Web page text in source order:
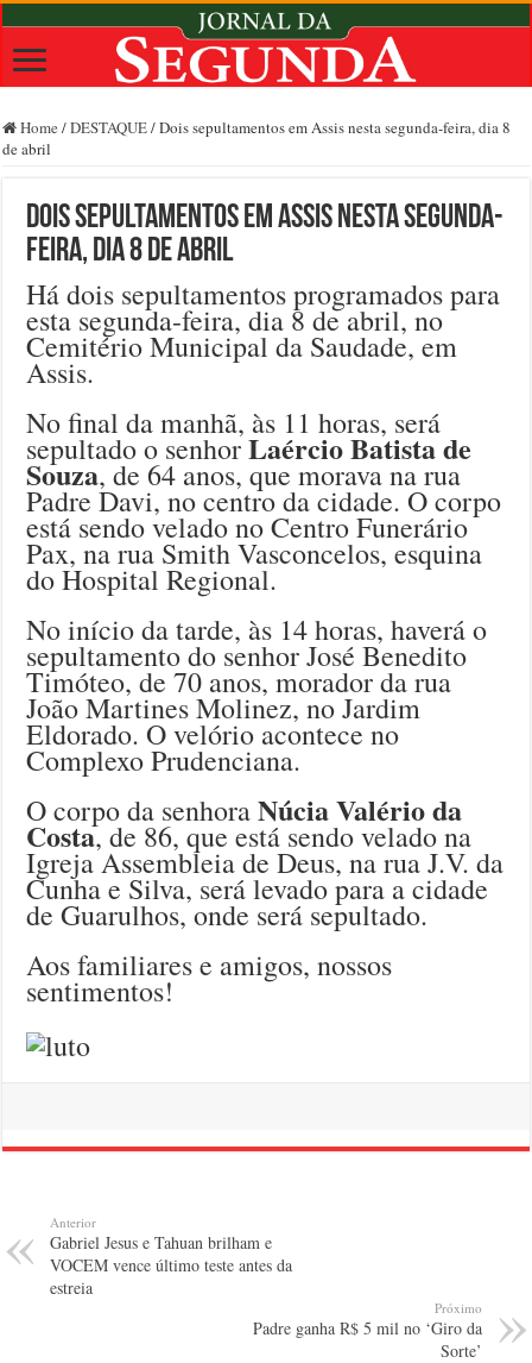
Home /DESTAQUE/Dois sepultamentos em Assis nesta segunda-feira, dia 8
de abril
Dois sepultamentos em Assis nesta segunda-
feira, dia 8 de abril
Há dois sepultamentos programados para
esta segunda-feira, dia 8 de abril, no
Cemitério Municipal da Saudade, em
Assis.
No final da manhã, às 11 horas, será
sepultado o senhorLaércio Batista de
Souza, de 64 anos, que morava na rua
Padre Davi, no centro da cidade. O corpo
está sendo velado no Centro Funerário
Pax, na rua Smith Vasconcelos, esquina
do Hospital Regional.
No início da tarde, às 14 horas, haverá o
sepultamento do senhor José Benedito
Timóteo, de 70 anos, morador da rua
João Martines Molinez, no Jardim
Eldorado. O velório acontece no
Complexo Prudenciana.
O corpo da senhoraNúcia Valério da
Costa, de 86, que está sendo velado na
Igreja Assembleia de Deus, na rua J.V. da
Cunha e Silva, será levado para a cidade
de Guarulhos, onde será sepultado.
Aos familiares e amigos, nossos
sentimentos!
Anterior
Gabriel Jesus e Tahuan brilham e
VOCEM vence último teste antes da
estreia
Próximo
Padre ganha R$ 5 mil no ‘Giro da
Sorte’